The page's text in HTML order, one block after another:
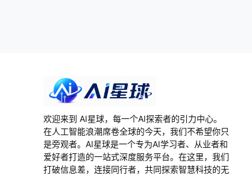
欢迎来到 AI星球，每一个AI探索者的引力中心。
在人工智能浪潮席卷全球的今天，我们不希望你只
是旁观者。AI星球是一个专为AI学习者、从业者和
爱好者打造的一站式深度服务平台。在这里，我们
打破信息差，连接同行者，共同探索智慧科技的无